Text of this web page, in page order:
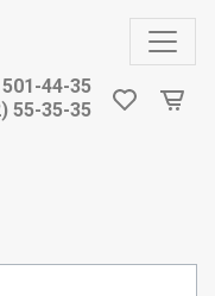
44-35
55-35-35